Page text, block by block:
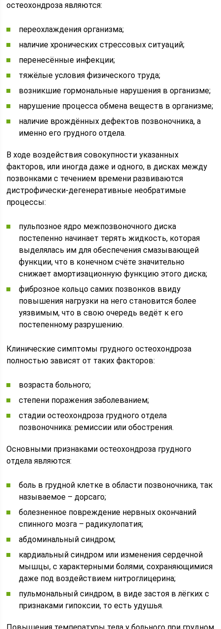
остеохондроза являются:
переохлаждения организма;
наличие хронических стрессовых ситуаций;
перенесённые инфекции;
тяжёлые условия физического труда;
возникшие гормональные нарушения в организме;
нарушение процесса обмена веществ в организме;
наличие врождённых дефектов позвоночника, а
именно его грудного отдела.
В ходе воздействия совокупности указанных
факторов, или иногда даже и одного, в дисках между
позвонками с течением времени развиваются
дистрофически-дегенеративные необратимые
процессы:
пульпозное ядро межпозвоночного диска
постепенно начинает терять жидкость, которая
выделялась им для обеспечения смазывающей
функции, что в конечном счёте значительно
снижает амортизационную функцию этого диска;
фиброзное кольцо самих позвонков ввиду
повышения нагрузки на него становится более
уязвимым, что в свою очередь ведёт к его
постепенному разрушению.
Клинические симптомы грудного остеохондроза
полностью зависят от таких факторов:
возраста больного;
степени поражения заболеванием;
стадии остеохондроза грудного отдела
позвоночника: ремиссии или обострения.
Основными признаками остеохондроза грудного
отдела являются:
боль в грудной клетке в области позвоночника, так
называемое – дорсаго;
болезненное повреждение нервных окончаний
спинного мозга – радикулопатия;
абдоминальный синдром;
кардиальный синдром или изменения сердечной
мышцы, с характерными болями, сохраняющимися
даже под воздействием нитроглицерина;
пульмональный синдром, в виде застоя в лёгких с
признаками гипоксии, то есть удушья.